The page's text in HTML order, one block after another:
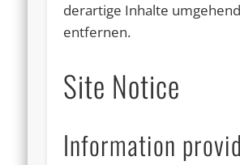
derartige Inhalte umgehend
entfernen.
Site Notice
Information